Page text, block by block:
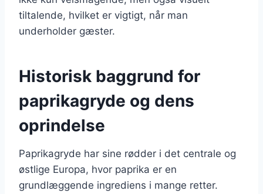
tiltalende, hvilket er vigtigt, når man
underholder gæster.
Historisk baggrund for
paprikagryde og dens
oprindelse
Paprikagryde har sine rødder i det centrale og
østlige Europa, hvor paprika er en
grundlæggende ingrediens i mange retter.